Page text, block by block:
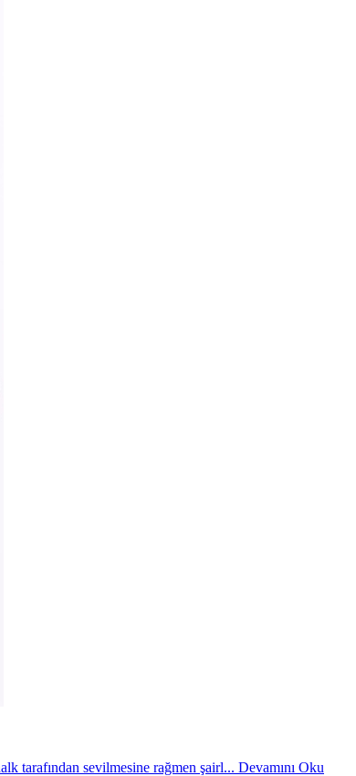
tarafından sevilmesine rağmen şairl... Devamını Oku